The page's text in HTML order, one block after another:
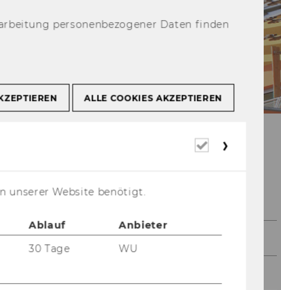
Abteilung
Mitarbeiter/-innen
personenbezogener Daten finden
ALLE COOKIES AKZEPTIEREN
Erforderliche
unserer Website benötigt.
Ablauf
Anbieter
30 Tage WU